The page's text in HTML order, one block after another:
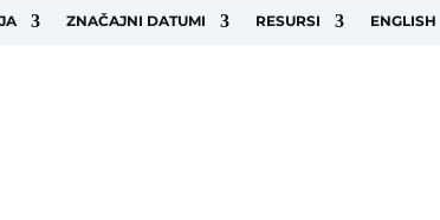
ZNAČAJNI DATUMI RESURSI ENGLISH